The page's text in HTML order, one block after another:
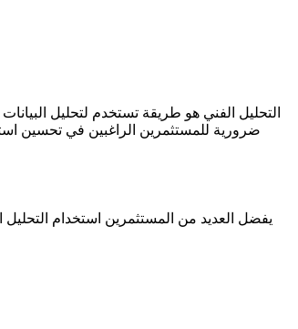
التحليل الفني هو طريقة تستخدم لتحليل
ضرورية للمستثمرين الراغبين في تحسين
يفضل العديد من المستثمرين استخدام